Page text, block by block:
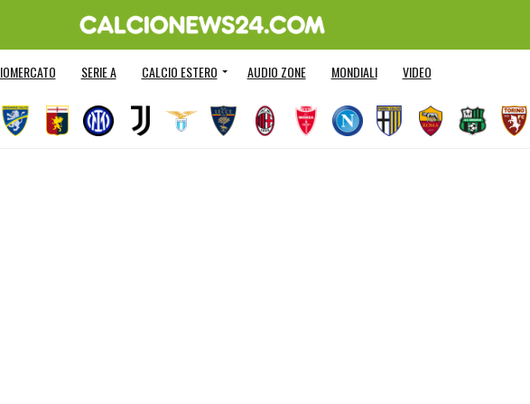
SERIE A CALCIO ESTERO AUDIO ZONE MONDIALI VIDEO